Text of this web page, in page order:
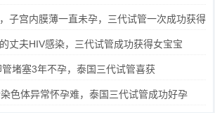
子宫内膜薄一直未孕，三代试管一次成功获得
丈夫HIV感染，三代试管成功获得女宝宝
堵塞3年不孕，泰国三代试管喜获
色体异常怀孕难，泰国三代试管成功好孕